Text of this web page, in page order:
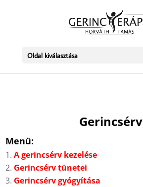
Oldal kiválasztása
Gerincsérv
Menü:
A gerincsérv kezelése
Gerincsérv tünetei
Gerincsérv gyógyítása